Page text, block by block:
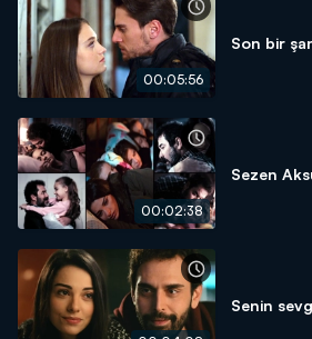
00:05:56
Son bir
00:02:38
Sezen
Senin